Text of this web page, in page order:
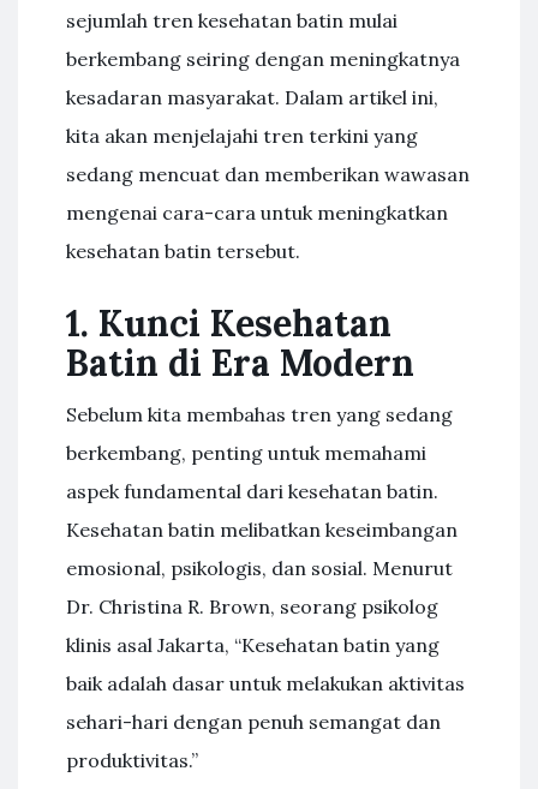
sejumlah tren kesehatan batin mulai
berkembang seiring dengan meningkatnya
kesadaran masyarakat. Dalam artikel ini,
kita akan menjelajahi tren terkini yang
sedang mencuat dan memberikan wawasan
mengenai cara-cara untuk meningkatkan
kesehatan batin tersebut.
1. Kunci Kesehatan
Batin di Era Modern
Sebelum kita membahas tren yang sedang
berkembang, penting untuk memahami
aspek fundamental dari kesehatan batin.
Kesehatan batin melibatkan keseimbangan
emosional, psikologis, dan sosial. Menurut
Dr. Christina R. Brown, seorang psikolog
klinis asal Jakarta, “Kesehatan batin yang
baik adalah dasar untuk melakukan aktivitas
sehari-hari dengan penuh semangat dan
produktivitas.”